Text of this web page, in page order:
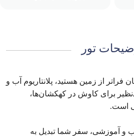
تور
فراتر از زمین هستید، پلانتاریوم آب و
برای کاوش در کهکشان‌ها،
است.
و آموزشی، سفر شما تبدیل به